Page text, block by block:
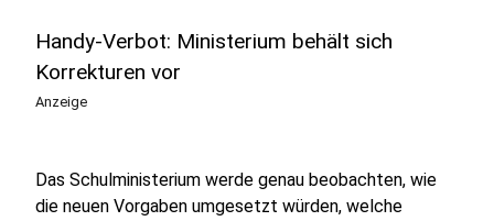
Handy-Verbot: Ministerium behält sich
Korrekturen vor
Anzeige
Das Schulministerium werde genau beobachten, wie
die neuen Vorgaben umgesetzt würden, welche